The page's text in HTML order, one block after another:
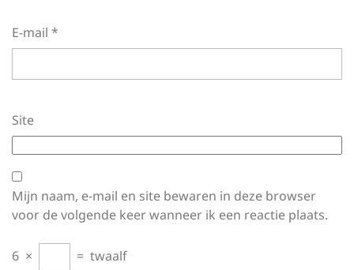
E-mail *
Site
Mijn naam, e-mail en site bewaren in deze browser
voor de volgende keer wanneer ik een reactie plaats.
6 × = twaalf